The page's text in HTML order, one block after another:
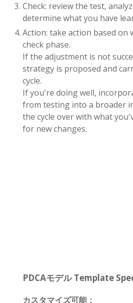
Check: review the test,
determine what you have
Action: take action based on
check phase.
If the adjustment is not
strategy is proposed and
cycle.
If you're doing well,
from testing into a broader
the cycle over with what
for new changes.
PDCAモデル Template
カスタマイズ可能：